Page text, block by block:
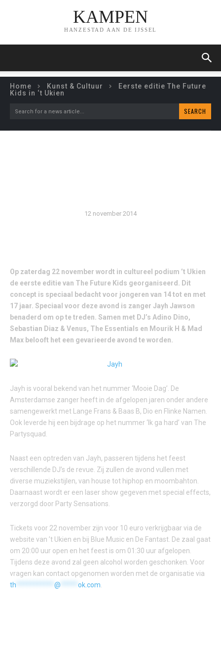
KAMPEN
HANZESTAD AAN DE IJSSEL
Home Kunst & Cultuur
Eerste editie The Future
Kids in ‘t Ukien
Search for a news article... SEARCH
12 november 2014
Op zaterdag 22 november wordt in cultureel podium ’t Ukien
de eerste editie van The Future Kids georganiseerd. Dit
concept is speciaal bedacht voor jongeren van 14 tot en met
17 jaar. Speciaal voor deze avond is zanger Jayh Jawson
benaderd om op te treden. Samen met DJ’s Adino Dino,
Sebastian Diaz & Venus, The Essentials en Mourik H & Mad
Max belooft het een gevarieerde avond te worden.
Jayh is vooral bekend van het nummer ‘Mooie Dag’. De
Amsterdamse zanger heeft in de afgelopen jaren onder andere
samengewerkt met Lange Frans & Baas B, Dio en Flinke Namen.
Ook leverde hij een bijdrage op het nummer ‘Ik ga hard’ van The
Partysquad.
Naast een optreden van Jayh, passeren tijdens het feest
verschillende DJ’s de revue. Zij zullen de avond vullen met
diverse muziekstijlen, van house tot hiphop en moombahton.
Daarnaast wordt er een laser show gegeven met special effects,
verzorgd door Party Sensations.
Tickets voor 22 november zijn voor 10 euro verkrijgbaar via de
website van ’t Ukien en bij Blue Music en De Fantast. De zaal gaat
om 20:00 uur open en het feest is om 01:30 uur afgelopen.
Tijdens deze avond zal geen alcohol worden geschonken. Voor
vragen kan contact opgenomen worden met de organisatie via
th
@ ok.com